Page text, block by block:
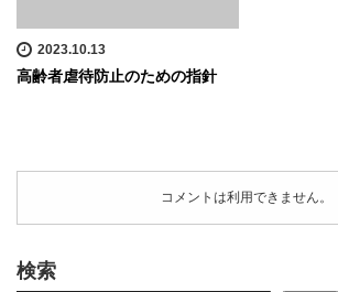
2023.10.13
高齢者虐待防止のための指針
コメントは利用できません。
検索